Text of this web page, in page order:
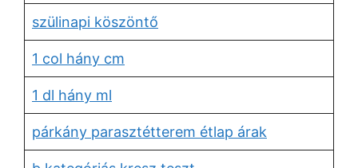
szülinapi köszöntő
1 col hány cm
1 dl hány ml
párkány parasztétterem étlap árak